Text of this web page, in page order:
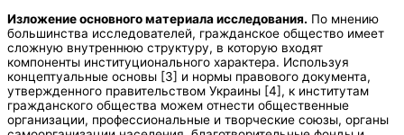
Изложение основного материала исследования. По мнению
большинства исследователей, гражданское общество имеет
сложную внутреннюю структуру, в которую входят
компоненты институционального характера. Используя
концептуальные основы [3] и нормы правового документа,
утвержденного правительством Украины [4], к институтам
гражданского общества можем отнести общественные
организации, профессиональные и творческие союзы, органы